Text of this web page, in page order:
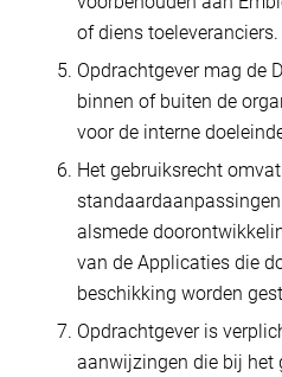
of diens toeleveranciers.
Opdrachtgever mag de
binnen of buiten de
voor de interne
Het gebruiksrecht
alsmede
van de Applicaties die
beschikking worden
Opdrachtgever is
aanwijzingen die bij het